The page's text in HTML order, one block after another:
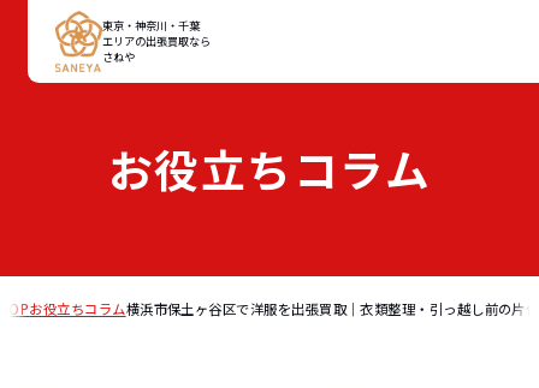
東京・神奈川・千葉
エリアの出張買取なら
さねや
お役立ちコラム
TOPお役立ちコラム横浜市保土ヶ谷区で洋服を出張買取｜衣類整理・引っ越し前の片